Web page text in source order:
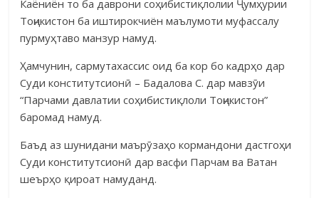
Каёниён то ба даврони соҳибистиқлолии Ҷумҳурии
Тоҷикистон ба иштирокчиён маълумоти муфассалу
пурмуҳтаво манзур намуд.
Ҳамчунин, сармутахассис оид ба кор бо кадрҳо дар
Суди конститутсионӣ – Бадалова С. дар мавзӯи
“Парчами давлатии соҳибистиқлоли Тоҷикистон”
баромад намуд.
Баъд аз шунидани маърӯзаҳо кормандони дастгоҳи
Суди конститутсионӣ дар васфи Парчам ва Ватан
шеърҳо қироат намуданд.